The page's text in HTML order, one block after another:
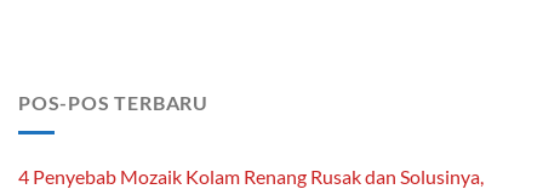
POS-POS TERBARU
4 Penyebab Mozaik Kolam Renang Rusak dan Solusinya,